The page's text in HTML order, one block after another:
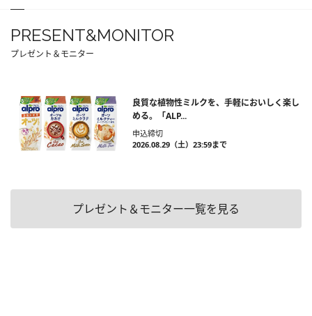
PRESENT&MONITOR
プレゼント＆モニター
良質な植物性ミルクを、手軽においしく楽し
める。「ALP...
申込締切
2026.08.29（土）23:59まで
プレゼント＆モニター一覧を見る